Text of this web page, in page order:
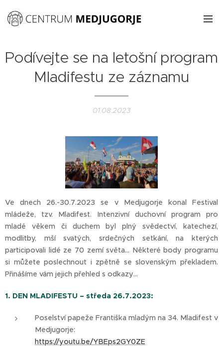
Podívejte se na letošní program
Mladifestu ze záznamu
01.08.2023
Ve dnech 26.-30.7.2023 se v Medjugorje konal Festival
mládeže, tzv. Mladifest. Intenzivní duchovní program pro
mladé věkem či duchem byl plný svědectví, katechezí,
modlitby, mší svatých, srdečných setkání, na kterých
participovali lidé ze 70 zemí světa… Některé body programu
si můžete poslechnout i zpětně se slovenským překladem.
Přinášíme vám jejich přehled s odkazy…
1. DEN MLADIFESTU – středa 26.7.2023:
Poselství papeže Františka mladým na 34. Mladifest v
Medjugorje:
https://youtu.be/YBEps2GY0ZE